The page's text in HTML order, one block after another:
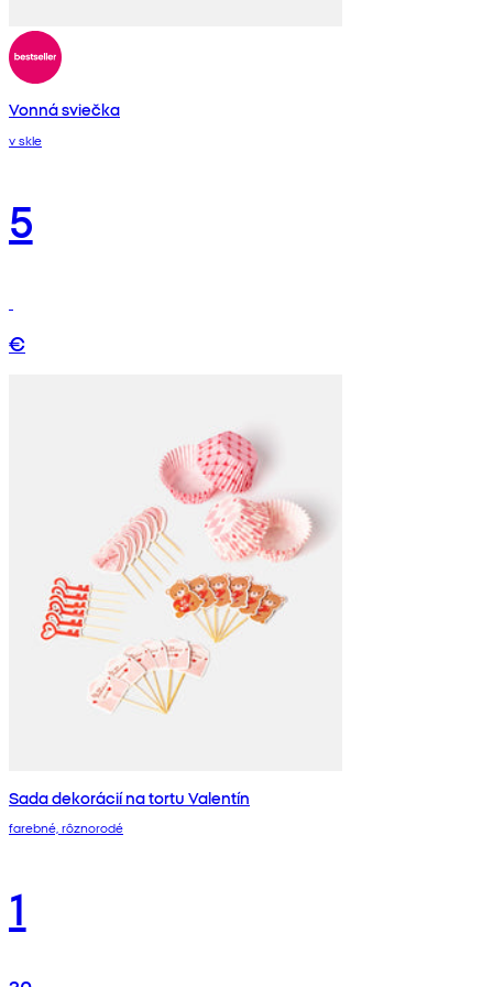
Vonná sviečka
v skle
5
€
Sada dekorácií na tortu Valentín
farebné, rôznorodé
1